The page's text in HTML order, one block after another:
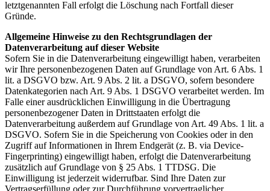
letztgenannten Fall erfolgt die Löschung nach Fortfall dieser
Gründe.
Allgemeine Hinweise zu den Rechtsgrundlagen der
Datenverarbeitung auf dieser Website
Sofern Sie in die Datenverarbeitung eingewilligt haben, verarbeiten
wir Ihre personenbezogenen Daten auf Grundlage von Art. 6 Abs. 1
lit. a DSGVO bzw. Art. 9 Abs. 2 lit. a DSGVO, sofern besondere
Datenkategorien nach Art. 9 Abs. 1 DSGVO verarbeitet werden. Im
Falle einer ausdrücklichen Einwilligung in die Übertragung
personenbezogener Daten in Drittstaaten erfolgt die
Datenverarbeitung außerdem auf Grundlage von Art. 49 Abs. 1 lit. a
DSGVO. Sofern Sie in die Speicherung von Cookies oder in den
Zugriff auf Informationen in Ihrem Endgerät (z. B. via Device-
Fingerprinting) eingewilligt haben, erfolgt die Datenverarbeitung
zusätzlich auf Grundlage von § 25 Abs. 1 TTDSG. Die
Einwilligung ist jederzeit widerrufbar. Sind Ihre Daten zur